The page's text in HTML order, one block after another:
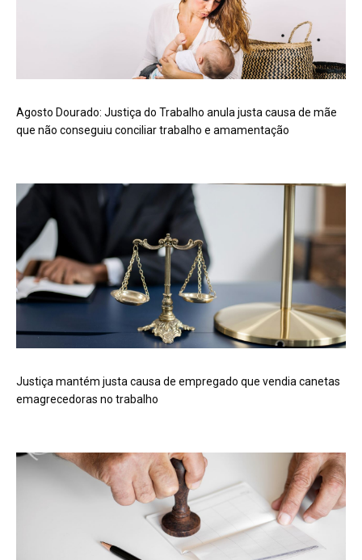
Agosto Dourado: Justiça do Trabalho anula justa causa de mãe
que não conseguiu conciliar trabalho e amamentação
Justiça mantém justa causa de empregado que vendia canetas
emagrecedoras no trabalho